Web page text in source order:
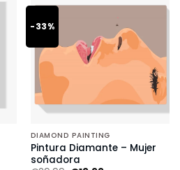
-33%
DIAMOND PAINTING
Pintura Diamante – Mujer
soñadora